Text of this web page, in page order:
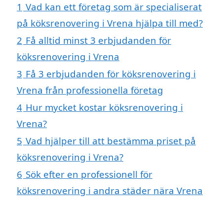
1 Vad kan ett företag som är specialiserat
på köksrenovering i Vrena hjälpa till med?
2 Få alltid minst 3 erbjudanden för
köksrenovering i Vrena
3 Få 3 erbjudanden för köksrenovering i
Vrena från professionella företag
4 Hur mycket kostar köksrenovering i
Vrena?
5 Vad hjälper till att bestämma priset på
köksrenovering i Vrena?
6 Sök efter en professionell för
köksrenovering i andra städer nära Vrena